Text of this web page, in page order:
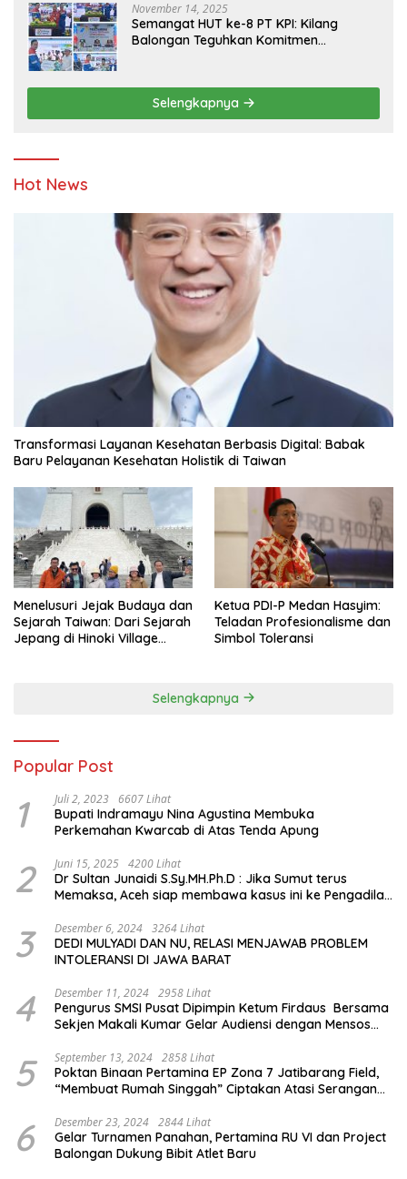
November 14, 2025
Semangat HUT ke-8 PT KPI: Kilang
Balongan Teguhkan Komitmen
Pendidikan
Selengkapnya
Hot News
Transformasi Layanan Kesehatan Berbasis Digital: Babak
Baru Pelayanan Kesehatan Holistik di Taiwan
Menelusuri Jejak Budaya dan
Sejarah Taiwan: Dari Sejarah
Jepang di Hinoki Village
Ketua PDI-P Medan Hasyim:
Teladan Profesionalisme dan
Simbol Toleransi
Selengkapnya
Popular Post
1 Juli 2, 2023 6607 Lihat
Bupati Indramayu Nina Agustina Membuka
Perkemahan Kwarcab di Atas Tenda Apung
2 Juni 15, 2025 4200 Lihat
Dr Sultan Junaidi S.Sy.MH.Ph.D : Jika Sumut terus
Memaksa, Aceh siap membawa kasus ini ke Pengadilan
3 Desember 6, 2024 3264 Lihat
DEDI MULYADI DAN NU, RELASI MENJAWAB PROBLEM
INTOLERANSI DI JAWA BARAT
4 Desember 11, 2024 2958 Lihat
Pengurus SMSI Pusat Dipimpin Ketum Firdaus Bersama
Sekjen Makali Kumar Gelar Audiensi dengan Mensos
5 September 13, 2024 2858 Lihat
Poktan Binaan Pertamina EP Zona 7 Jatibarang Field,
“Membuat Rumah Singgah” Ciptakan Atasi Serangan
6 Desember 23, 2024 2844 Lihat
Gelar Turnamen Panahan, Pertamina RU VI dan Project
Balongan Dukung Bibit Atlet Baru